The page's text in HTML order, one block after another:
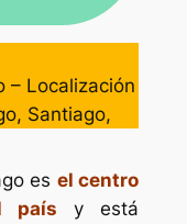
– Localización
Santiago,
es el centro
país y está